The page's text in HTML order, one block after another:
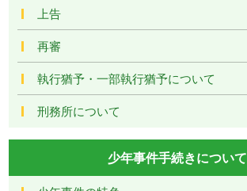
上告
再審
執行猶予・一部執行猶予について
刑務所について
少年事件手続きについて